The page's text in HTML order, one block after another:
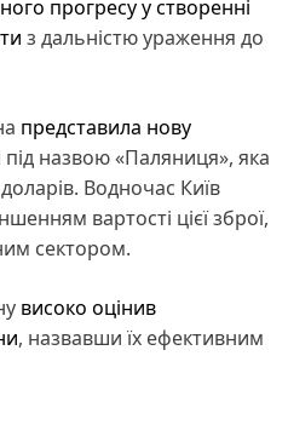
прогресу у створенні
з дальністю ураження до
представила нову
під назвою «Паляниця», яка
Водночас Київ
вартості цієї зброї,
сектором.
високо оцінив
, назвавши їх ефективним